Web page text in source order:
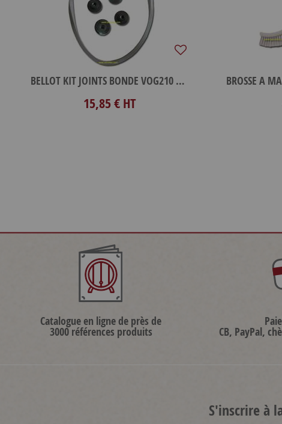
BELLOT KIT JOINTS BONDE VOG210 4.5L + 4 VOLANTS PVC
15,85 € HT
Catalogue en ligne de près de
3000 références produits CB, PayPal,
S'inscrire à